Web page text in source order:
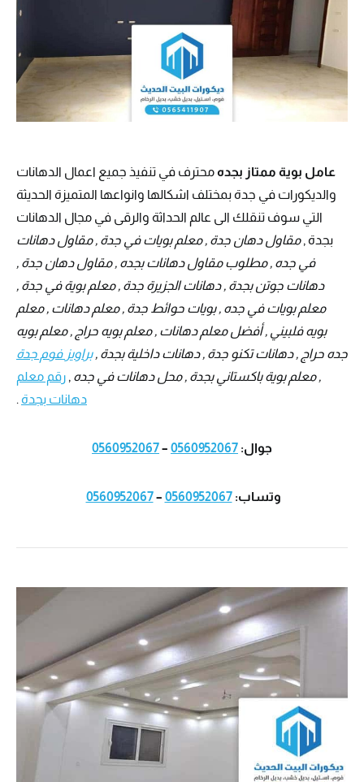
عامل بوية ممتاز بجده محترف في تنفيذ جميع اعمال الدهانات
والديكورات في جدة بمختلف اشكالها وانواعها المتميزة الحديثة
التي سوف تنقلك الى عالم الحداثة والرقى في مجال الدهانات
بجدة ,مقاول دهان جدة , معلم بويات في جدة , مقاول دهانات
في جده , مطلوب مقاول دهانات بجده , مقاول دهان جدة ,
دهانات جوتن بجدة , دهانات الجزيرة جدة , معلم بوية في جدة ,
معلم بويات في جده , بويات حوائط جدة , معلم دهانات , معلم
بويه فلبيني , أفضل معلم دهانات , معلم بويه حراج , معلم بويه
جده حراج , دهانات تكنو جدة , دهانات داخلية بجدة ,براويز فوم جدة
, معلم بوية باكستاني بجدة , محل دهانات في جده , رقم معلم
دهانات بجدة .
جوال: 0560952067
–
0560952067
وتساب:0560952067
–
0560952067